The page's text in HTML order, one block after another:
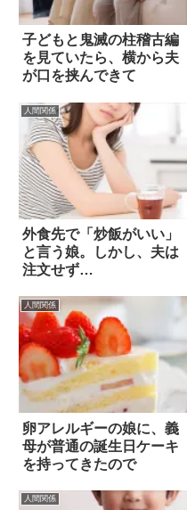
子どもと鬼滅の柱稽古編
を見ていたら、横から夫
が口を挟んできて
人間関係
外食先で「炒飯がいい」
と言う娘。しかし、夫は
注文せず…
人間関係
卵アレルギーの娘に、義
母が普通の誕生日ケーキ
を持ってきたので
人間関係